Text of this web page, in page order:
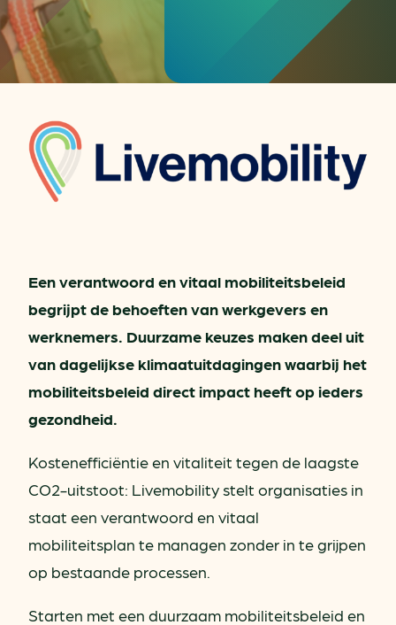
Een verantwoord en vitaal mobiliteitsbeleid
begrijpt de behoeften van werkgevers en
werknemers. Duurzame keuzes maken deel uit
van dagelijkse klimaatuitdagingen waarbij het
mobiliteitsbeleid direct impact heeft op ieders
gezondheid.
Kostenefficiëntie en vitaliteit tegen de laagste
CO2-uitstoot: Livemobility stelt organisaties in
staat een verantwoord en vitaal
mobiliteitsplan te managen zonder in te grijpen
op bestaande processen.
Starten met een duurzaam mobiliteitsbeleid en